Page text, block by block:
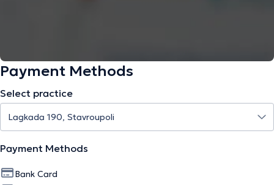
Payment Methods
Select practice
Payment Methods
Bank Card